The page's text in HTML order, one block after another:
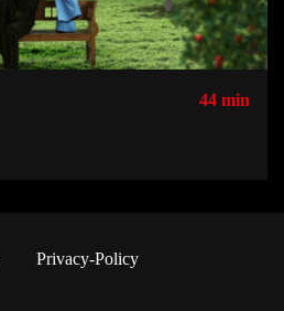
44 min
Privacy-Policy